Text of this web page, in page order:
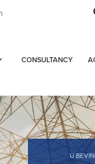
CONSULTANCY
U